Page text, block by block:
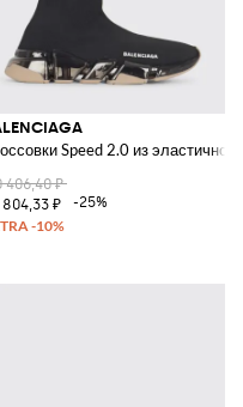
резины с эффектом
Speed 2.0 из
406,40 ₽
804,33 ₽
-25%